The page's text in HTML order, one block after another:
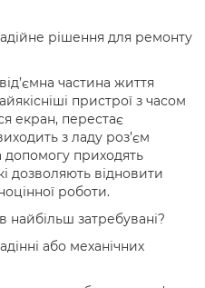
рішення для ремонту
частина життя
пристрої з часом
екран, перестає
з ладу роз’єм
допомогу приходять
дозволяють відновити
роботи.
найбільш затребувані?
або механічних